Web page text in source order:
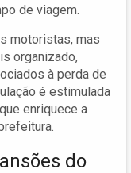
de viagem.
motoristas, mas
organizado,
à perda de
é estimulada
enriquece a
do